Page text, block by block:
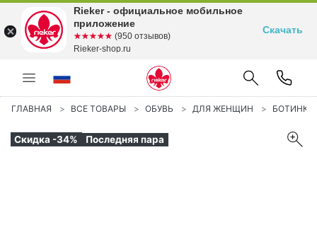
ГЛАВНАЯ ВСЕ ТОВАРЫ ОБУВЬ ДЛЯ ЖЕНЩИН БОТИНКИ
Скидка -34% Последняя пара
Rieker - официальное мобильное
приложение
☆☆☆☆☆
★★★★★ (950 отзывов)
Rieker-shop.ru
Скачать